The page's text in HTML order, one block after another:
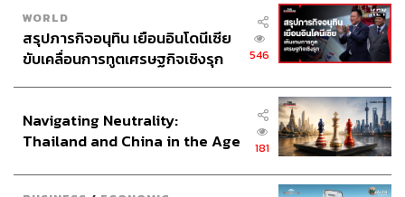
WORLD
สรุปภารกิจอนุทิน เยือนอินโดนีเซีย
ขับเคลื่อนการทูตเศรษฐกิจเชิงรุก
546
Navigating Neutrality:
Thailand and China in the Age
181